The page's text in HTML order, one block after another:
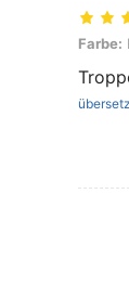
Farbe:
Farbe: